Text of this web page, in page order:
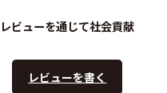
レビューを通じて社会貢献
レビューを書く